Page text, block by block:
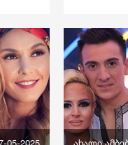
განათლება
ჯანდაცვა
კულტურა